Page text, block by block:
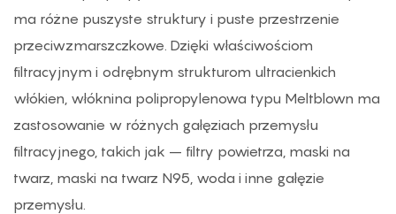
ma różne puszyste struktury i puste przestrzenie
przeciwzmarszczkowe. Dzięki właściwościom
filtracyjnym i odrębnym strukturom ultracienkich
włókien, włóknina polipropylenowa typu Meltblown ma
zastosowanie w różnych gałęziach przemysłu
filtracyjnego, takich jak – filtry powietrza, maski na
twarz, maski na twarz N95, woda i inne gałęzie
przemysłu.